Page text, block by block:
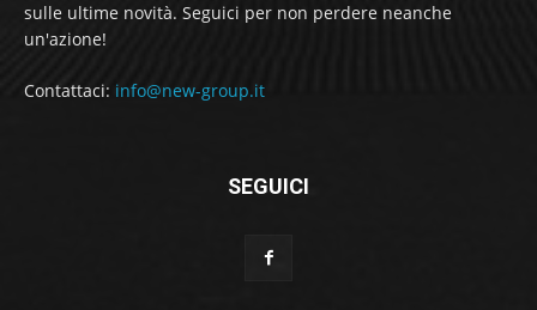
sulle ultime novità. Seguici per non perdere neanche
un'azione!
Contattaci: info@new-group.it
SEGUICI